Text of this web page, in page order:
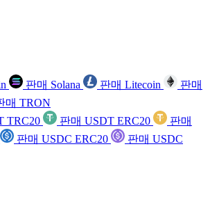
판매 Solana 판매 Litecoin
판매
매 TRON
TRC20
판매 USDT ERC20
판매
판매 USDC ERC20
판매 USDC